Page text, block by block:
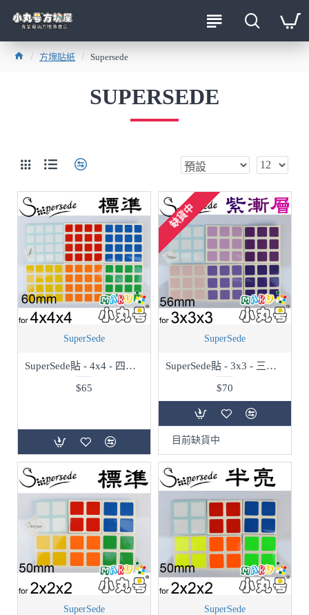
方塊貼紙 Supersede
SUPERSEDE
SuperSede
SuperSede貼 - 4x4 - 四階通用 - 60mm - 標準
$65
缺貨中
SuperSede
SuperSede貼 - 3x3 - 三階通用 - 56mm - 紫漸層
$70
目前缺貨中
SuperSede SuperSede